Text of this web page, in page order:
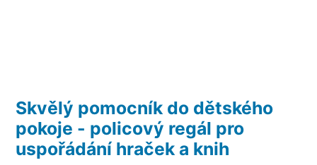
Skvělý pomocník do dětského
pokoje - policový regál pro
uspořádání hraček a knih